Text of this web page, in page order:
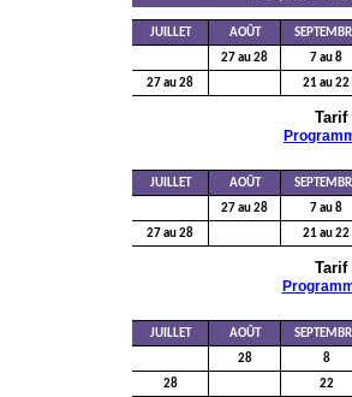
JUILLET AOÛT
27 au 28
7 au 8
27 au 28
21 au 22
Tarif
JUILLET AOÛT
27 au 28
7 au 8
27 au 28
21 au 22
Tarif
JUILLET AOÛT
28
8
28
22